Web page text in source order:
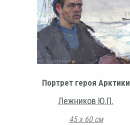
Портрет героя Арктики
Лежников Ю.П.
45 х 60 см